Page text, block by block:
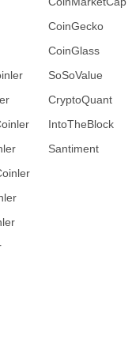
CoinGecko
CoinGlass
SoSoValue
CryptoQuant
IntoTheBlock
Santiment